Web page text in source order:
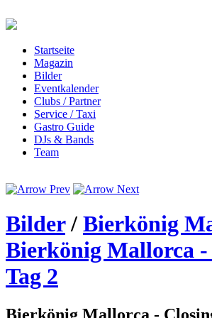
Startseite
Magazin
Bilder
Eventkalender
Clubs / Partner
Service / Taxi
Gastro Guide
DJs & Bands
Team
Bilder/ Bierkönig
Bierkönig Mallorca -
Tag 2